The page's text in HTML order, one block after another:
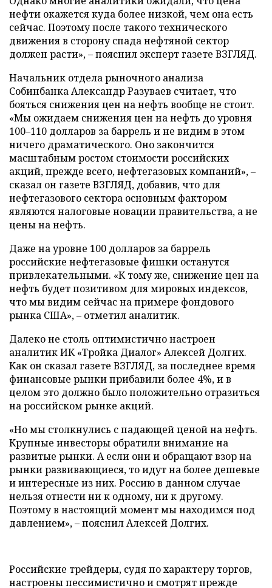
нефти окажется куда более низкой, чем она есть
сейчас. Поэтому после такого технического
движения в сторону спада нефтяной сектор
должен расти», – пояснил эксперт газете ВЗГЛЯД.
Начальник отдела рыночного анализа
Собинбанка Александр Разуваев считает, что
бояться снижения цен на нефть вообще не стоит.
«Мы ожидаем снижения цен на нефть до уровня
100–110 долларов за баррель и не видим в этом
ничего драматического. Оно закончится
масштабным ростом стоимости российских
акций, прежде всего, нефтегазовых компаний», –
сказал он газете ВЗГЛЯД, добавив, что для
нефтегазового сектора основным фактором
являются налоговые новации правительства, а не
цены на нефть.
Даже на уровне 100 долларов за баррель
российские нефтегазовые фишки останутся
привлекательными. «К тому же, снижение цен на
нефть будет позитивом для мировых индексов,
что мы видим сейчас на примере фондового
рынка США», – отметил аналитик.
Далеко не столь оптимистично настроен
аналитик ИК «Тройка Диалог» Алексей Долгих.
Как он сказал газете ВЗГЛЯД, за последнее время
финансовые рынки прибавили более 4%, и в
целом это должно было положительно отразиться
на российском рынке акций.
«Но мы столкнулись с падающей ценой на нефть.
Крупные инвесторы обратили внимание на
развитые рынки. А если они и обращают взор на
рынки развивающиеся, то идут на более дешевые
и интересные из них. Россию в данном случае
нельзя отнести ни к одному, ни к другому.
Поэтому в настоящий момент мы находимся под
давлением», – пояснил Алексей Долгих.
Российские трейдеры, судя по характеру торгов,
настроены пессимистично и смотрят прежде